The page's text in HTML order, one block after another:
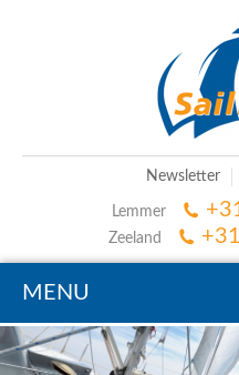
Newsletter
Lemmer
Zeeland
MENU